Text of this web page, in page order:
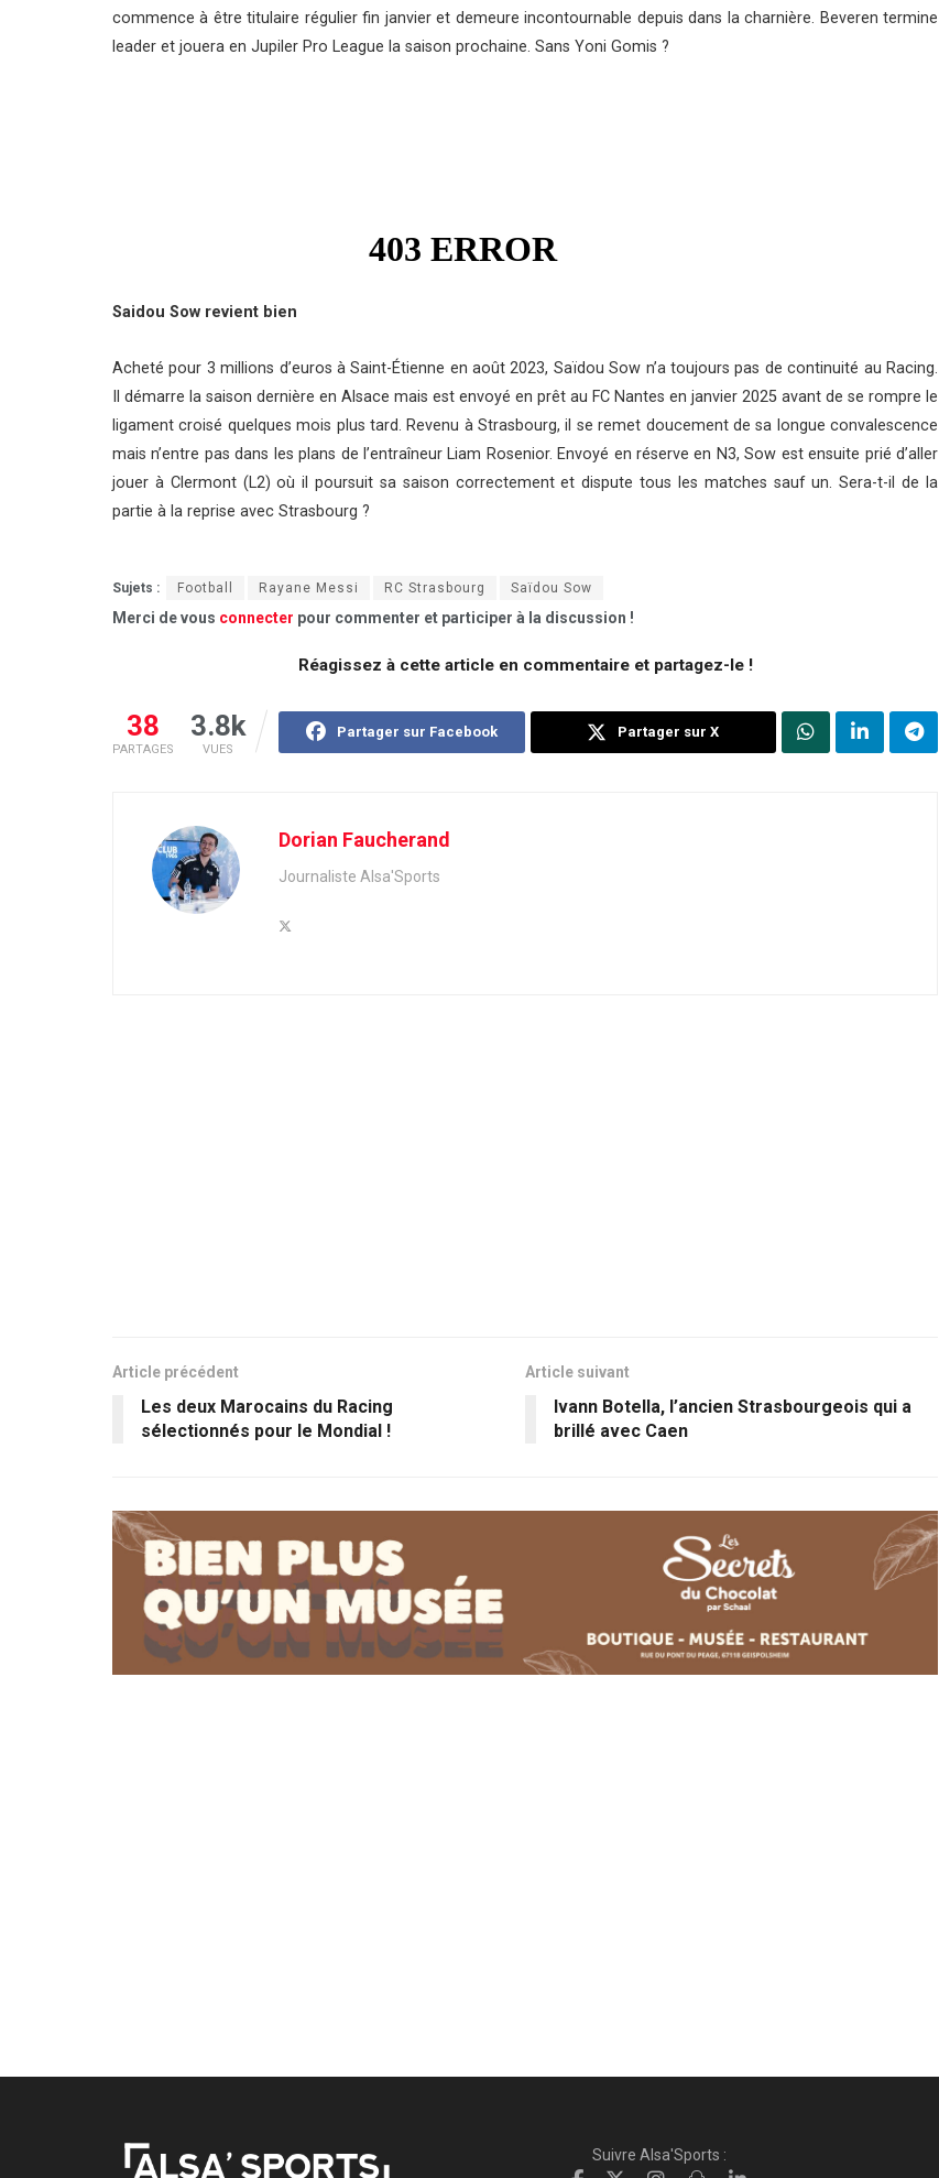
commence à être titulaire régulier fin janvier et demeure incontournable depuis dans la charnière. Beveren termine
leader et jouera en Jupiler Pro League la saison prochaine. Sans Yoni Gomis ?
Saidou Sow revient bien
Acheté pour 3 millions d’euros à Saint-Étienne en août 2023, Saïdou Sow n’a toujours pas de continuité au Racing.
Il démarre la saison dernière en Alsace mais est envoyé en prêt au FC Nantes en janvier 2025 avant de se rompre le
ligament croisé quelques mois plus tard. Revenu à Strasbourg, il se remet doucement de sa longue convalescence
mais n’entre pas dans les plans de l’entraîneur Liam Rosenior. Envoyé en réserve en N3, Sow est ensuite prié d’aller
jouer à Clermont (L2) où il poursuit sa saison correctement et dispute tous les matches sauf un. Sera-t-il de la
partie à la reprise avec Strasbourg ?
Sujets : Football Rayane Messi RC Strasbourg Saïdou Sow
Merci de vous connecter pour commenter et participer à la discussion !
Réagissez à cette article en commentaire et partagez-le !
38
PARTAGES
3.8k
VUES
Partager sur Facebook Partager sur X
Dorian Faucherand
Journaliste Alsa'Sports
Article précédent
Les deux Marocains du Racing
sélectionnés pour le Mondial !
Article suivant
Ivann Botella, l’ancien Strasbourgeois qui a
brillé avec Caen
Suivre Alsa'Sports :